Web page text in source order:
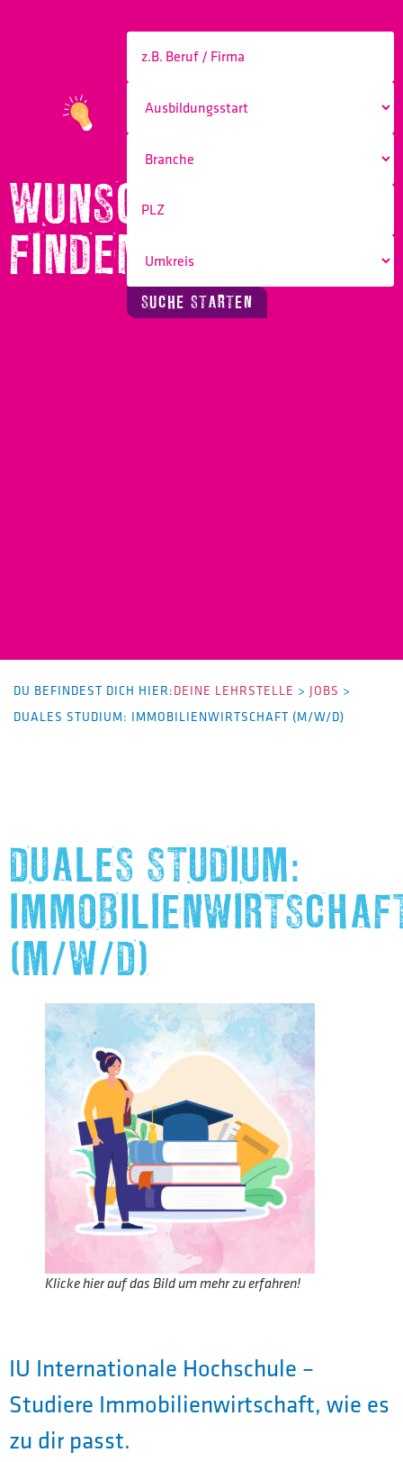
WUNSCHBERUF
FINDEN!
SUCHE STARTEN
DU BEFINDEST DICH HIER:DEINE LEHRSTELLE > JOBS >
DUALES STUDIUM: IMMOBILIENWIRTSCHAFT (M/W/D)
DUALES STUDIUM:
(M/W/D)
Klicke hier auf das Bild um mehr zu erfahren!
IU Internationale Hochschule –
Studiere Immobilienwirtschaft, wie es
zu dir passt.